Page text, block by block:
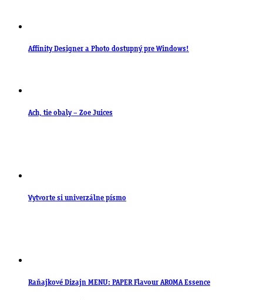
Affinity Designer a Photo dostupný pre Windows!
Ach, tie obaly – Zoe Juices
Vytvorte si univerzálne písmo
Raňajkové Dizajn MENU: PAPER Flavour AROMA Essence